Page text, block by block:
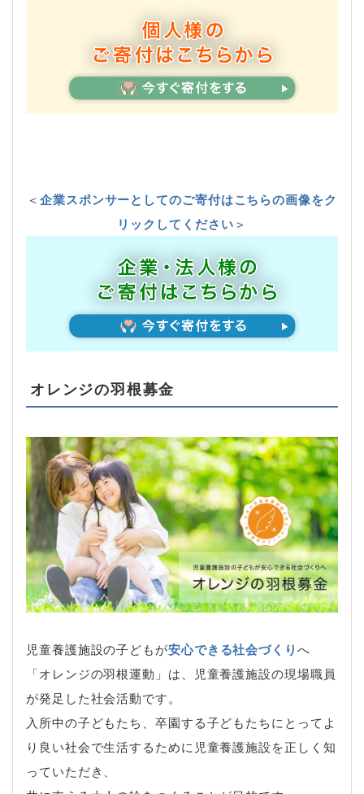
＜企業スポンサーとしてのご寄付はこちらの画像をク
リックしてください＞
オレンジの羽根募金
児童養護施設の子どもが安心できる社会づくりへ
「オレンジの羽根運動」は、児童養護施設の現場職員
が発足した社会活動です。
入所中の子どもたち、卒園する子どもたちにとってよ
り良い社会で生活するために児童養護施設を正しく知
っていただき、